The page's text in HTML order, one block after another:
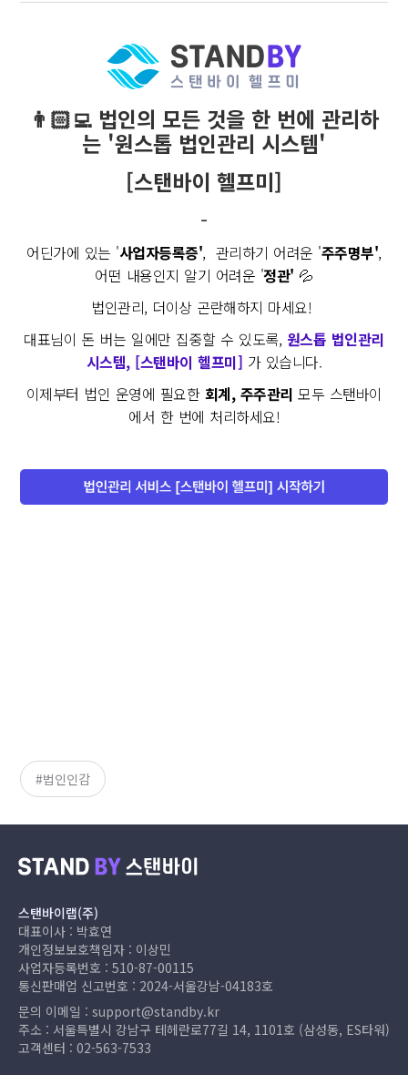
👨🏻‍💻 법인의 모든 것을 한 번에 관리하
는 '원스톱 법인관리 시스템'
[스탠바이 헬프미]
-
어딘가에 있는 '사업자등록증', 관리하기 어려운 '주주명부',
어떤 내용인지 알기 어려운 '정관' 💦
법인관리, 더이상 곤란해하지 마세요!
대표님이 돈 버는 일에만 집중할 수 있도록, 원스톱 법인관리
시스템, [스탠바이 헬프미] 가 있습니다.
이제부터 법인 운영에 필요한 회계, 주주관리 모두 스탠바이
에서 한 번에 처리하세요!
법인인감
스탠바이랩(주)
대표이사 : 박효연
개인정보보호책임자 : 이상민
사업자등록번호 : 510-87-00115
통신판매업 신고번호 : 2024-서울강남-04183호
문의 이메일 : support@standby.kr
주소 : 서울특별시 강남구 테헤란로77길 14, 1101호 (삼성동, ES타워)
고객센터 : 02-563-7533